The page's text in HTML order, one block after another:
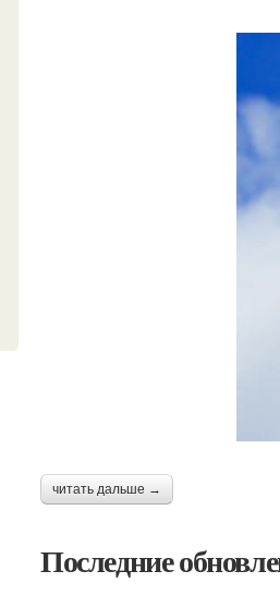
читать дальше →
Последние